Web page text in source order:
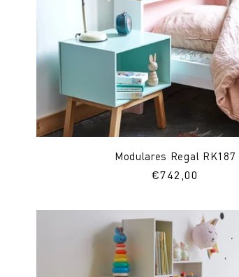
Modulares Regal RK187
Normaler
€742,00